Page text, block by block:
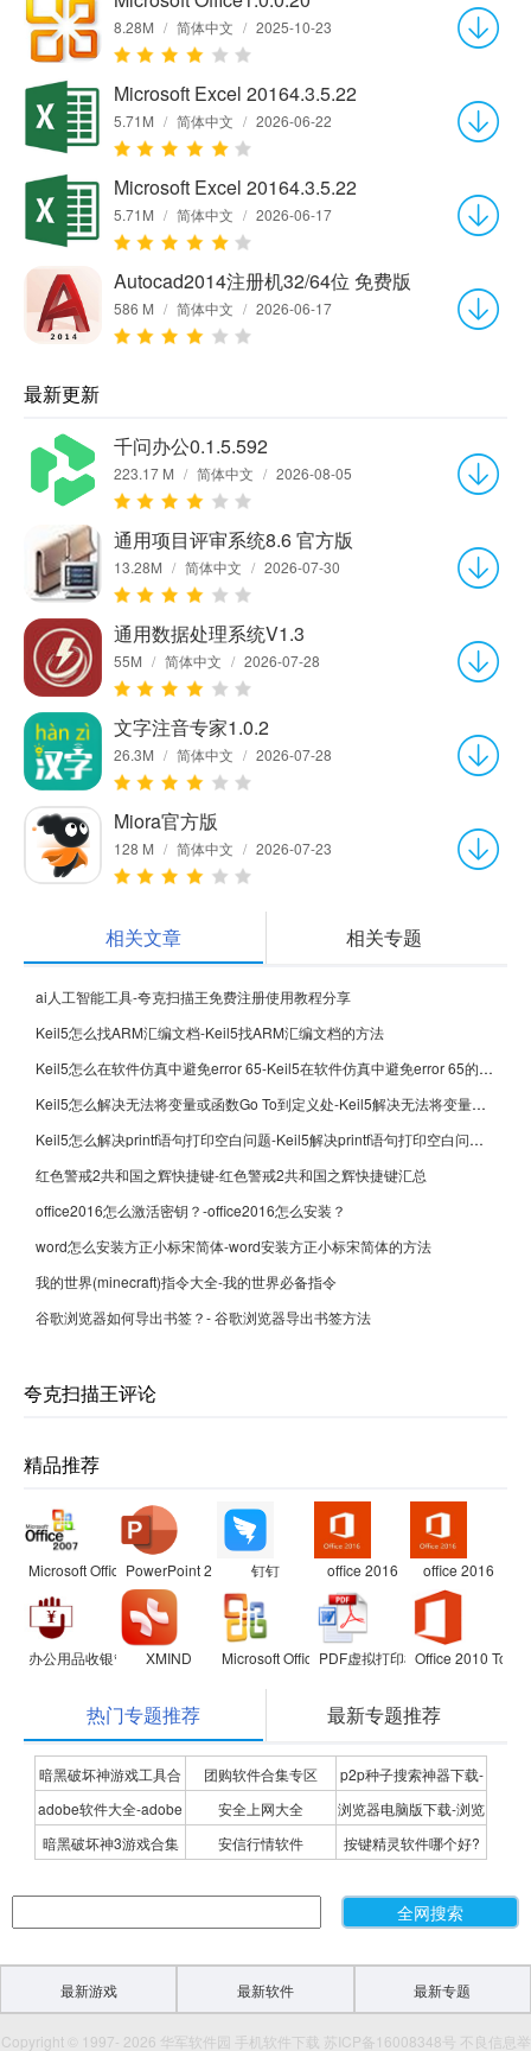
8.28M / 简体中文 / 2025-10-23
Microsoft Excel 20164.3.5.22
5.71M / 简体中文 / 2026-06-22
Microsoft Excel 20164.3.5.22
5.71M / 简体中文 / 2026-06-17
Autocad2014注册机32/64位 免费版
586 M / 简体中文 / 2026-06-17
最新更新
千问办公0.1.5.592
223.17 M / 简体中文 / 2026-08-05
通用项目评审系统8.6 官方版
13.28M / 简体中文 / 2026-07-30
通用数据处理系统V1.3
55M / 简体中文 / 2026-07-28
文字注音专家1.0.2
26.3M / 简体中文 / 2026-07-28
Miora官方版
128 M / 简体中文 / 2026-07-23
相关文章 相关专题
ai人工智能工具-夸克扫描王免费注册使用教程分享
Keil5怎么找ARM汇编文档-Keil5找ARM汇编文档的方法
Keil5怎么在软件仿真中避免error 65-Keil5在软件仿真中避免error 65的方法
Keil5怎么解决无法将变量或函数Go To到定义处-Keil5解决无法将变量或函数Go To到定义处的方法
Keil5怎么解决printf语句打印空白问题-Keil5解决printf语句打印空白问题的方法
红色警戒2共和国之辉快捷键-红色警戒2共和国之辉快捷键汇总
office2016怎么激活密钥？-office2016怎么安装？
word怎么安装方正小标宋简体-word安装方正小标宋简体的方法
我的世界(minecraft)指令大全-我的世界必备指令
谷歌浏览器如何导出书签？- 谷歌浏览器导出书签方法
夸克扫描王评论
精品推荐
Microsoft Office 2007兼容包
PowerPoint 2007 钉钉 office 2016 office 2016
办公用品收银管理软件XMIND Microsoft Office Visio Professional
PDF虚拟打印机Office 2010
热门专题推荐 最新专题推荐
暗黑破坏神游戏工具合
集
团购软件合集专区
p2p种子搜索神器下载-
P2P种子搜索神器专题
adobe软件大全-adobe
全系列软件下载-adobe
安全上网大全
浏览器电脑版下载-浏览
器下载合集
暗黑破坏神3游戏合集 安信行情软件
按键精灵软件哪个好?
最新游戏 最新软件 最新专题
Copyright © 1997- 2026 华军软件园 手机软件下载 苏ICP备16008348号 不良信息举